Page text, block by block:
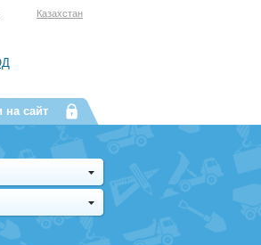
Казахстан
на сайт